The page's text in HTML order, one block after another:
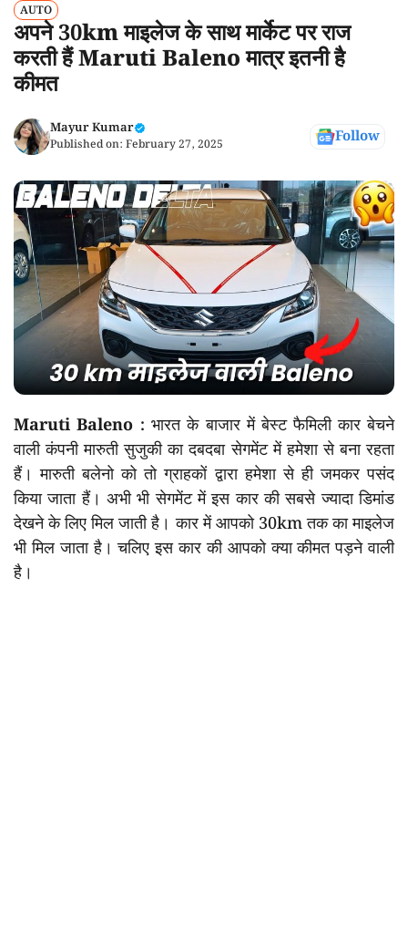
AUTO
अपने 30km माइलेज के साथ मार्केट पर राज
करती हैं Maruti Baleno मात्र इतनी है
कीमत
Mayur Kumar
Published on: February 27, 2025 Follow
Maruti Baleno : भारत के बाजार में बेस्ट फैमिली कार बेचने
वाली कंपनी मारुती सुजुकी का दबदबा सेगमेंट में हमेशा से बना रहता
हैं। मारुती बलेनो को तो ग्राहकों द्वारा हमेशा से ही जमकर पसंद
किया जाता हैं। अभी भी सेगमेंट में इस कार की सबसे ज्यादा डिमांड
देखने के लिए मिल जाती है। कार में आपको 30km तक का माइलेज
भी मिल जाता है। चलिए इस कार की आपको क्या कीमत पड़ने वाली
है।